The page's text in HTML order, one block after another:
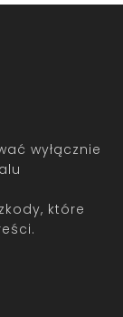
wyłącznie
które